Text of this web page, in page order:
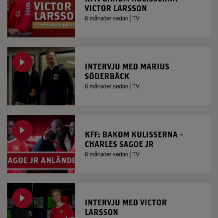
VICTOR LARSSON
6 månader sedan | TV
INTERVJU MED MARIUS
SÖDERBÄCK
6 månader sedan | TV
KFF: BAKOM KULISSERNA –
CHARLES SAGOE JR
6 månader sedan | TV
INTERVJU MED VICTOR
LARSSON